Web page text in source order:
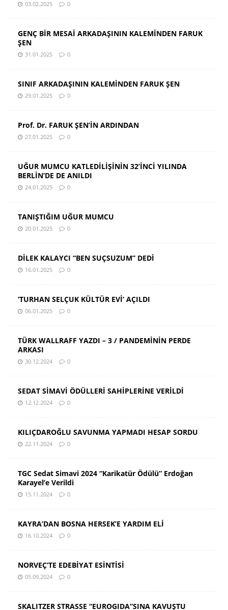
03.02.2025 0
GENÇ BİR MESAİ ARKADAŞININ KALEMİNDEN FARUK
ŞEN
31.01.2025 0
SINIF ARKADAŞININ KALEMİNDEN FARUK ŞEN
29.01.2025 0
Prof. Dr. FARUK ŞEN’İN ARDINDAN
27.01.2025 0
UĞUR MUMCU KATLEDİLİŞİNİN 32’İNCİ YILINDA
BERLİN’DE DE ANILDI
24.01.2025 0
TANIŞTIĞIM UĞUR MUMCU
20.01.2025 0
DİLEK KALAYCI “BEN SUÇSUZUM” DEDİ
16.01.2025 0
‘TURHAN SELÇUK KÜLTÜR EVİ’ AÇILDI
06.01.2025 0
TÜRK WALLRAFF YAZDI – 3 / PANDEMİNİN PERDE
ARKASI
30.12.2024 0
SEDAT SİMAVİ ÖDÜLLERİ SAHİPLERİNE VERİLDİ
12.12.2024 0
KILIÇDAROĞLU SAVUNMA YAPMADI HESAP SORDU
22.11.2024 0
TGC Sedat Simavi 2024 “Karikatür Ödülü” Erdoğan
Karayel’e Verildi
15.11.2024 0
KAYRA’DAN BOSNA HERSEK’E YARDIM ELİ
16.10.2024 0
NORVEÇ’TE EDEBİYAT ESİNTİSİ
05.09.2024 0
SKALITZER STRASSE “EUROGIDA”SINA KAVUŞTU